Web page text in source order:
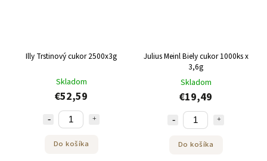
Illy Trstinový cukor 2500x3g
Skladom
€52,59
Do košíka
Julius Meinl Biely cukor 1000ks x
3,6g
Skladom
€19,49
Do košíka